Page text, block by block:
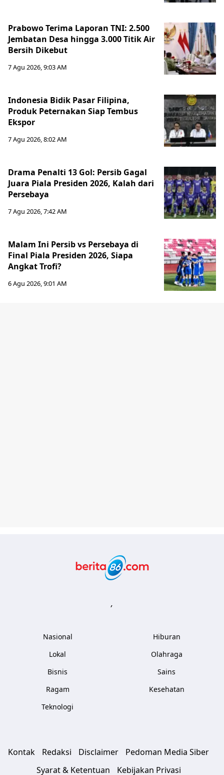
Prabowo Terima Laporan TNI: 2.500
Jembatan Desa hingga 3.000 Titik Air
Bersih Dikebut
7 Agu 2026, 9:03 AM
Indonesia Bidik Pasar Filipina,
Produk Peternakan Siap Tembus
Ekspor
7 Agu 2026, 8:02 AM
Drama Penalti 13 Gol: Persib Gagal
Juara Piala Presiden 2026, Kalah dari
Persebaya
7 Agu 2026, 7:42 AM
Malam Ini Persib vs Persebaya di
Final Piala Presiden 2026, Siapa
Angkat Trofi?
6 Agu 2026, 9:01 AM
,
Nasional
Lokal
Bisnis
Ragam
Teknologi
Hiburan
Olahraga
Sains
Kesehatan
Kontak Redaksi Disclaimer
Pedoman Media Siber
Syarat & Ketentuan
Kebijakan Privasi